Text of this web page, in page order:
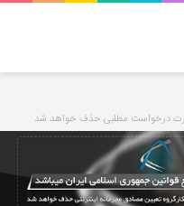
درخواست مطلبی حذف خواهد شد